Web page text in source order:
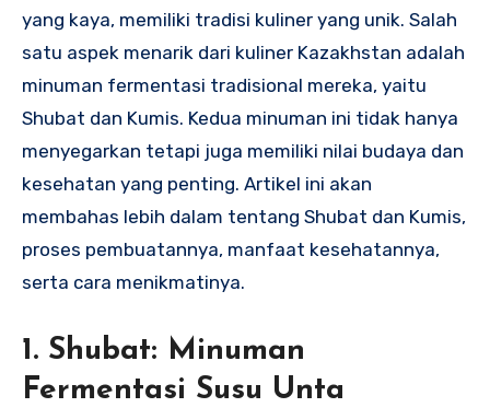
yang kaya, memiliki tradisi kuliner yang unik. Salah
satu aspek menarik dari kuliner Kazakhstan adalah
minuman fermentasi tradisional mereka, yaitu
Shubat dan Kumis. Kedua minuman ini tidak hanya
menyegarkan tetapi juga memiliki nilai budaya dan
kesehatan yang penting. Artikel ini akan
membahas lebih dalam tentang Shubat dan Kumis,
proses pembuatannya, manfaat kesehatannya,
serta cara menikmatinya.
1. Shubat: Minuman
Fermentasi Susu Unta